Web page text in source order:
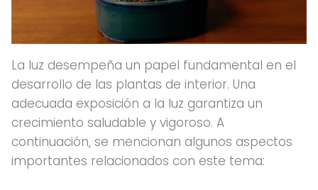
La luz desempeña un papel fundamental en el
desarrollo de las plantas de interior. Una
adecuada exposición a la luz garantiza un
crecimiento saludable y vigoroso. A
continuación, se mencionan algunos aspectos
importantes relacionados con este tema: